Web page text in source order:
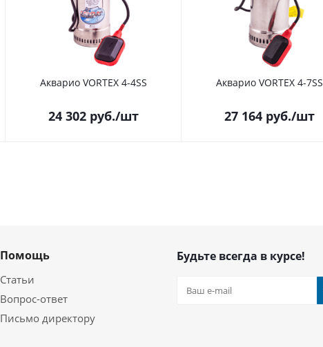
Акварио VORTEX 4-4SS
24 302 руб./шт
Акварио VORTEX 4-7SS
27 164 руб./шт
Помощь
Статьи
Вопрос-ответ
Письмо директору
Будьте всегда в курсе!